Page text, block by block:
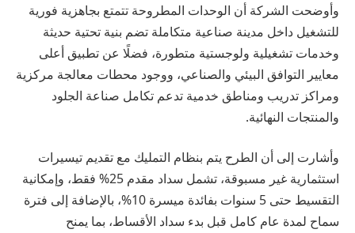
وأوضحت الشركة أن الوحدات المطروحة تتمتع بجاهزية فورية
للتشغيل داخل مدينة صناعية متكاملة تضم بنية تحتية حديثة
وخدمات تشغيلية ولوجستية متطورة، فضلًا عن تطبيق أعلى
معايير التوافق البيئي والصناعي، ووجود محطات معالجة مركزية
ومراكز تدريب ومناطق خدمية تدعم تكامل صناعة الجلود
والمنتجات النهائية.
وأشارت إلى أن الطرح يتم بنظام التمليك مع تقديم تيسيرات
استثمارية غير مسبوقة، تشمل سداد مقدم 25% فقط، وإمكانية
التقسيط حتى 5 سنوات بفائدة ميسرة 10%، بالإضافة إلى فترة
سماح لمدة عام كامل قبل بدء سداد الأقساط، بما يمنح